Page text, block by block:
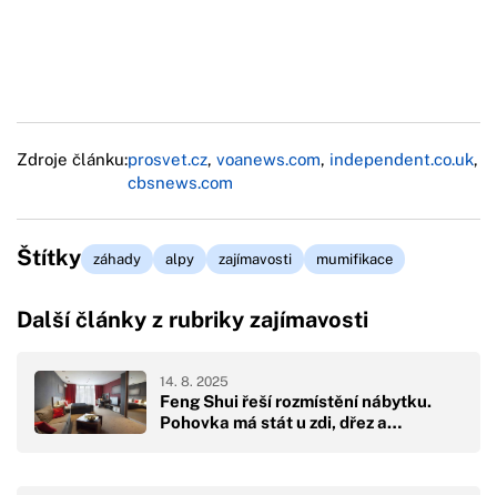
Zdroje článku:prosvet.cz, voanews.com, independent.co.uk,
cbsnews.com
Štítky záhady alpy zajímavosti mumifikace
Další články z rubriky zajímavosti
Feng Shui řeší rozmístění nábytku.
Pohovka má stát u zdi, dřez a…
14. 8. 2025